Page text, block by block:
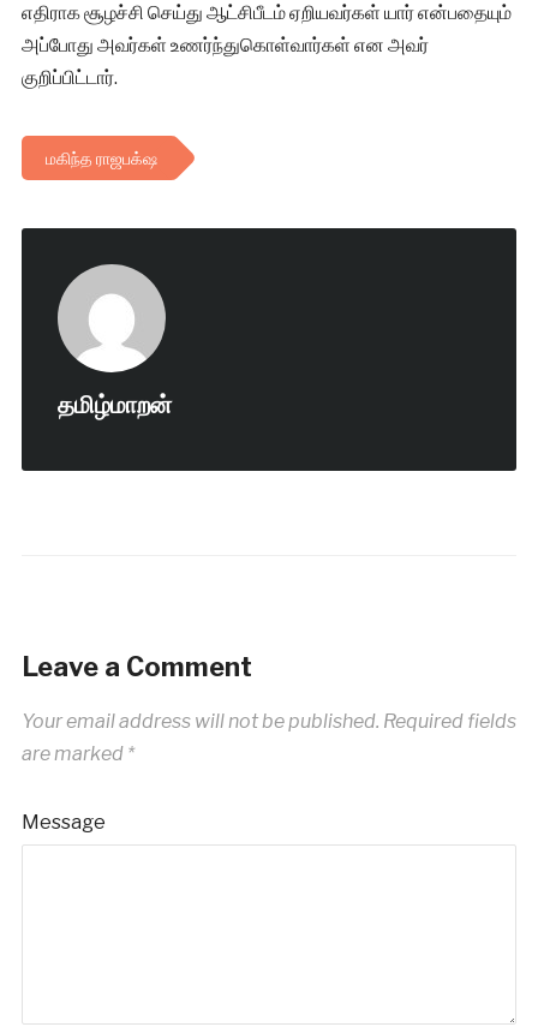
எதிராக சூழச்சி செய்து ஆட்சிபீடம் ஏறியவர்கள் யார் என்பதையும்
அப்போது அவர்கள் உணர்ந்துகொள்வார்கள் என அவர்
குறிப்பிட்டார்.
மகிந்த ராஜபக்‌ஷ
தமிழ்மாறன்
Leave a Comment
Your email address will not be published. Required fields
are marked *
Message